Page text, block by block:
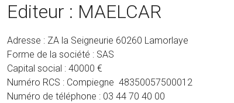
Editeur : MAELCAR
Adresse : ZA la Seigneurie 60260 Lamorlaye
Forme de la société : SAS
Capital social : 40000 €
Numéro RCS : Compiegne 48350057500012
Numéro de téléphone : 03 44 70 40 00